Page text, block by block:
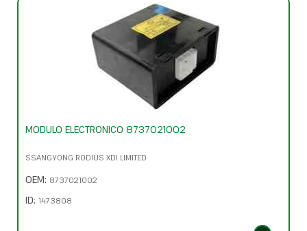
MODULO ELECTRONICO 8737021002
SSANGYONG RODIUS XDI LIMITED
OEM: 8737021002
ID: 1473808